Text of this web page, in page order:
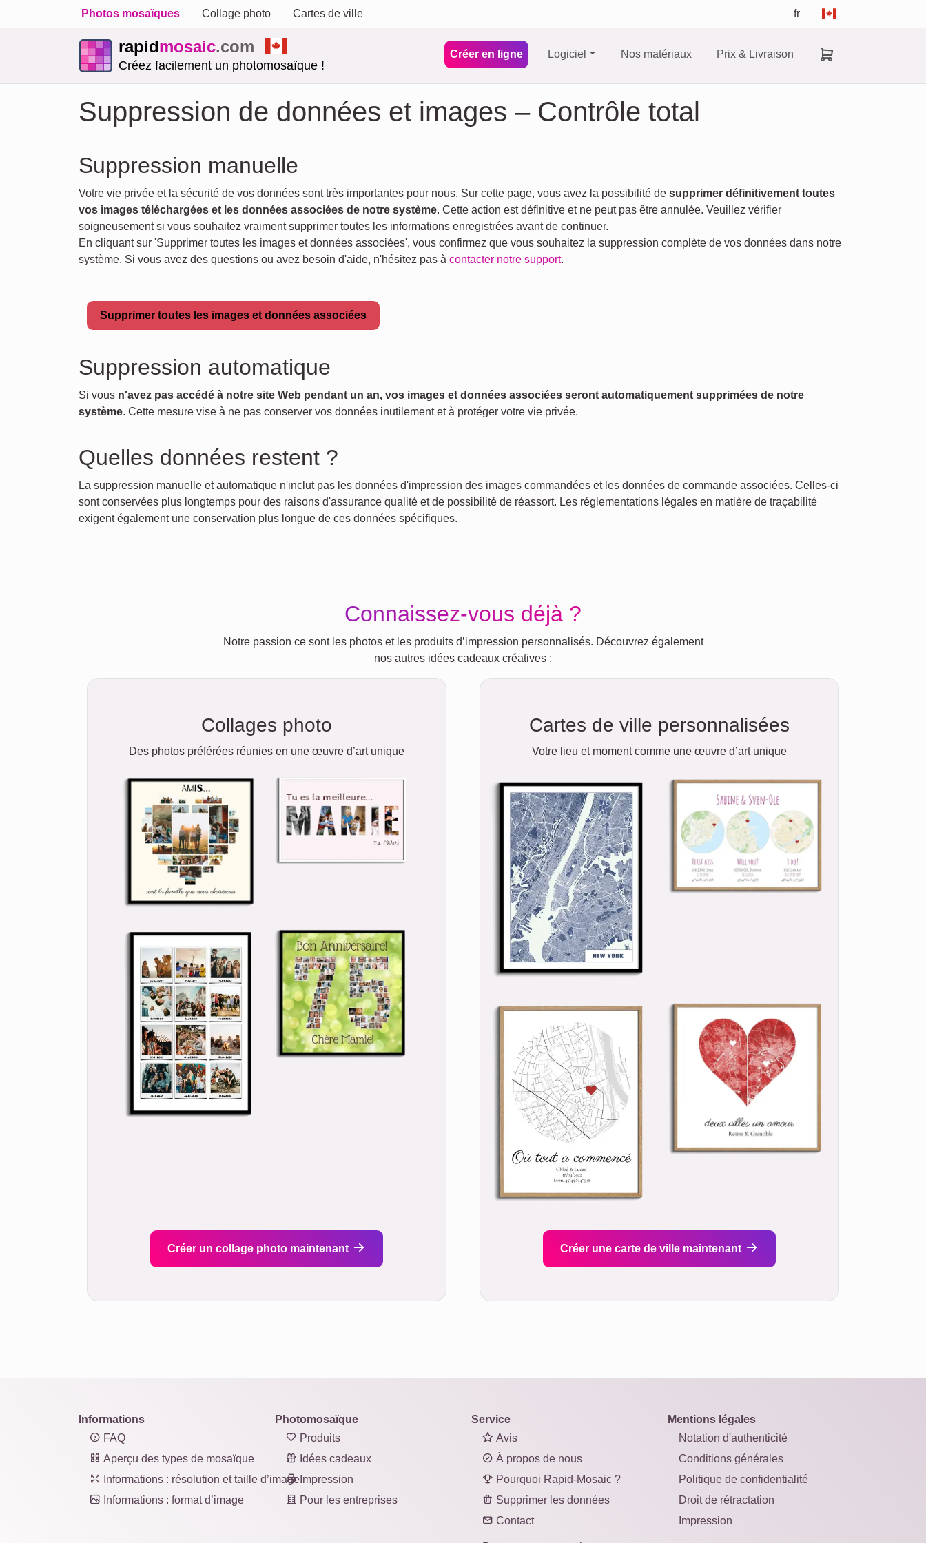
Photos mosaïques Collage photo Cartes de ville fr
rapidmosaic.com
Créez facilement un photomosaïque !
Créer en ligne Logiciel Nos matériaux Prix & Livraison
Suppression de données et images – Contrôle total
Suppression manuelle
Votre vie privée et la sécurité de vos données sont très importantes pour nous. Sur cette page, vous avez la possibilité de supprimer définitivement toutes
vos images téléchargées et les données associées de notre système. Cette action est définitive et ne peut pas être annulée. Veuillez vérifier
soigneusement si vous souhaitez vraiment supprimer toutes les informations enregistrées avant de continuer.
En cliquant sur 'Supprimer toutes les images et données associées', vous confirmez que vous souhaitez la suppression complète de vos données dans notre
système. Si vous avez des questions ou avez besoin d'aide, n'hésitez pas à contacter notre support.
Supprimer toutes les images et données associées
Suppression automatique
Si vous n'avez pas accédé à notre site Web pendant un an, vos images et données associées seront automatiquement supprimées de notre
système. Cette mesure vise à ne pas conserver vos données inutilement et à protéger votre vie privée.
Quelles données restent ?
La suppression manuelle et automatique n'inclut pas les données d'impression des images commandées et les données de commande associées. Celles-ci
sont conservées plus longtemps pour des raisons d'assurance qualité et de possibilité de réassort. Les réglementations légales en matière de traçabilité
exigent également une conservation plus longue de ces données spécifiques.
Connaissez-vous déjà ?
Notre passion ce sont les photos et les produits d’impression personnalisés. Découvrez également
nos autres idées cadeaux créatives :
Collages photo
Des photos préférées réunies en une œuvre d’art unique
Créer un collage photo maintenant
Cartes de ville personnalisées
Votre lieu et moment comme une œuvre d’art unique
Créer une carte de ville maintenant
Informations
FAQ
Aperçu des types de mosaïque
Informations : résolution et taille d’image
Informations : format d’image
Photomosaïque
Produits
Idées cadeaux
Impression
Pour les entreprises
Service
Avis
À propos de nous
Pourquoi Rapid-Mosaic ?
Supprimer les données
Contact
Mentions légales
Notation d'authenticité
Conditions générales
Politique de confidentialité
Droit de rétractation
Impression